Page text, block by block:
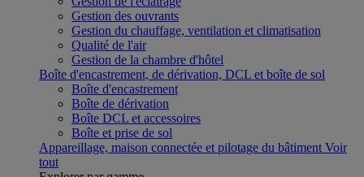
Gestion des ouvrants
Gestion du chauffage, ventilation et climatisation
Qualité de l'air
Gestion de la chambre d'hôtel
Boîte d'encastrement, de dérivation, DCL et boîte de sol
Boîte d'encastrement
Boîte de dérivation
Boîte DCL et accessoires
Boîte et prise de sol
Appareillage, maison connectée et pilotage du bâtiment Voir
tout